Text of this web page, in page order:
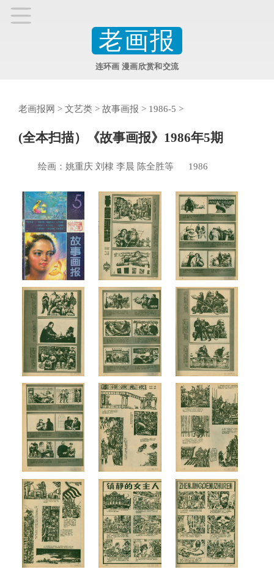
老画报
连环画 漫画欣赏和交流
老画报网 > 文艺类 > 故事画报 > 1986-5 >
(全本扫描）《故事画报》1986年5期
绘画：姚重庆 刘棣 李晨 陈全胜等 1986